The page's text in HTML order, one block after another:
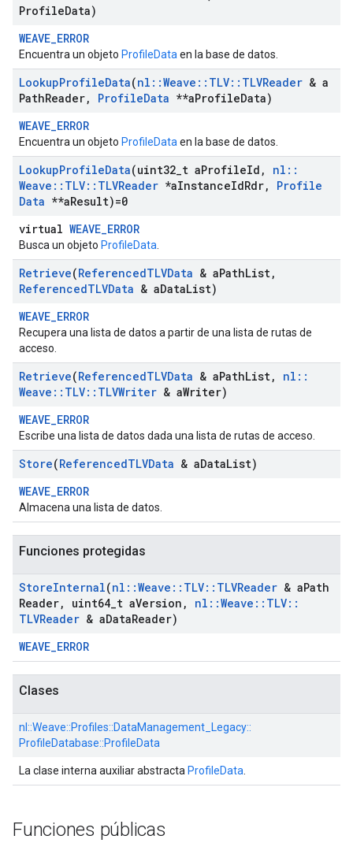
ProfileData)
WEAVE_ERROR
Encuentra un objeto ProfileData en la base de datos.
LookupProfileData(nl ::Weave :: TLV:: TLVReader & a
PathReader, ProfileData **aProfileData)
WEAVE_ERROR
Encuentra un objeto ProfileData en la base de datos.
LookupProfileData(uint32 t aProfileId , nl ::
Weave :: TLV:: TLVReader *aInstanceIdRdr,
Profile
Data **aResult)=0
virtual WEAVE_ERROR
Busca un objeto ProfileData
Retrieve(ReferencedTLVData & aPathList,
ReferencedTLVData & aDataList)
WEAVE_ERROR
Recupera una lista de datos a partir de una lista de rutas de
acceso.
Retrieve(ReferencedTLVData & aPathList, nl ::
Weave :: TLV:: TLVWriter & aWriter)
WEAVE_ERROR
Escribe una lista de datos dada una lista de rutas de acceso.
Store(ReferencedTLVData & aDataList)
WEAVE_ERROR
Almacena una lista de datos.
Funciones protegidas
StoreInternal(nl ::Weave :: TLV:: TLVReader & aPath
Reader, uint64 t aVersion , nl ::Weave :: TLV::
TLVReader & aDataReader)
WEAVE_ERROR
Clases
nl::Weave::Profiles::DataManagement_Legacy::
ProfileDatabase::ProfileData
La clase interna auxiliar abstracta ProfileData
Funciones públicas